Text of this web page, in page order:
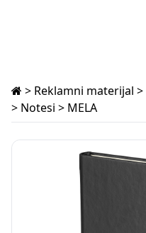
> Reklamni materijal >
> Notesi > MELA